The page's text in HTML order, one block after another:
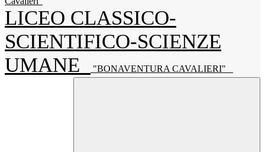
LICEO CLASSICO-
SCIENTIFICO-SCIENZE
UMANE
"BONAVENTURA CAVALIERI"